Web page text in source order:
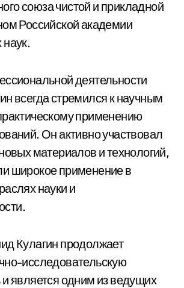
союза чистой и прикладной
Российской академии
наук.
деятельности
всегда стремился к научным
применению
Он активно участвовал
материалов и технологий,
широкое применение в
науки и
Кулагин продолжает
исследовательскую
и является одним из ведущих